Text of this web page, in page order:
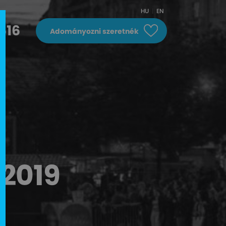
HU EN
Adományozni szeretnék